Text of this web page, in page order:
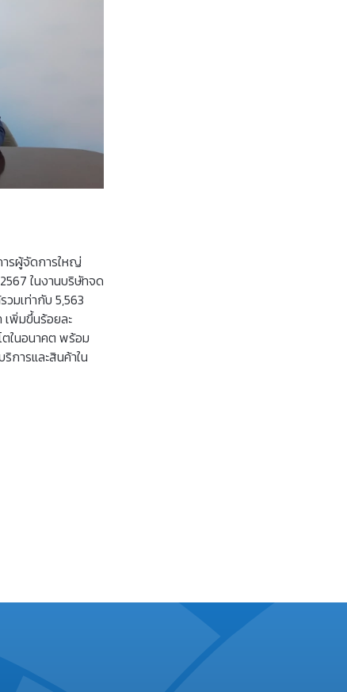
รผู้จัดการใหญ่
ในงานบริษัทจด
มเท่ากับ 5,563
เพิ่มขึ้นร้อยละ
ในอนาคต พร้อม
การและสินค้าใน